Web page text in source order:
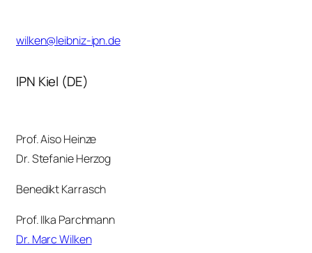
wilken@leibniz-ipn.de
IPN Kiel (DE)
Prof. Aiso Heinze
Dr. Stefanie Herzog
Benedikt Karrasch
Prof. Ilka Parchmann
Dr. Marc Wilken